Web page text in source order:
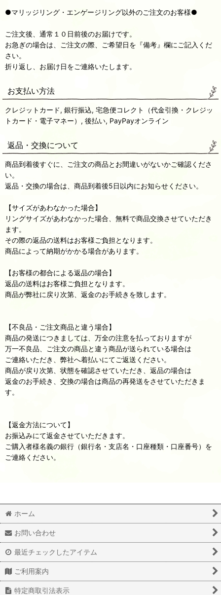
●マリッジリング・エンゲージリング以外のご注文のお客様●
ご注文後、通常１０日前後のお届けです。
お急ぎの場合は、ご注文の際、ご希望日を『備考』欄にご記入くだ
さい。
折り返し、お届け日をご連絡いたします。
お支払い方法
クレジットカード, 銀行振込, 宅急便コレクト（代金引換・クレジッ
トカード・電子マネー）, 後払い, PayPayオンライン
返品・交換について
商品到着後すぐに、ご注文の商品とお間違いがないかご確認くださ
い。
返品・交換の場合は、商品到着後5日以内にお知らせください。
【サイズがあわなかった場合】
リングサイズがあわなかった場合、無料で商品交換させていただき
ます。
その際の返品の送料はお客様ご負担となります。
商品によって納期がかかる場合があります。
【お客様の都合による返品の場合】
返品の送料はお客様ご負担となります。
商品が弊社に戻り次第、返金のお手続きを致します。
【不良品・ご注文商品と違う場合】
商品の発送につきましては、万全の注意を払っておりますが
万一不良品、ご注文の商品と違う商品が送られている場合は
ご連絡いただき、弊社へ着払いにてご返送ください。
商品が戻り次第、状態を確認させていただき、返品の場合は
返金のお手続き、交換の場合は商品の再発送をさせていただきま
す。
【返金方法について】
お振込みにて返金させていただきます。
ご購入者様名義の銀行（銀行名・支店名・口座種類・口座番号）を
ご連絡ください。
ホーム
お問い合わせ
最近チェックしたアイテム
ご利用案内
特定商取引法表示